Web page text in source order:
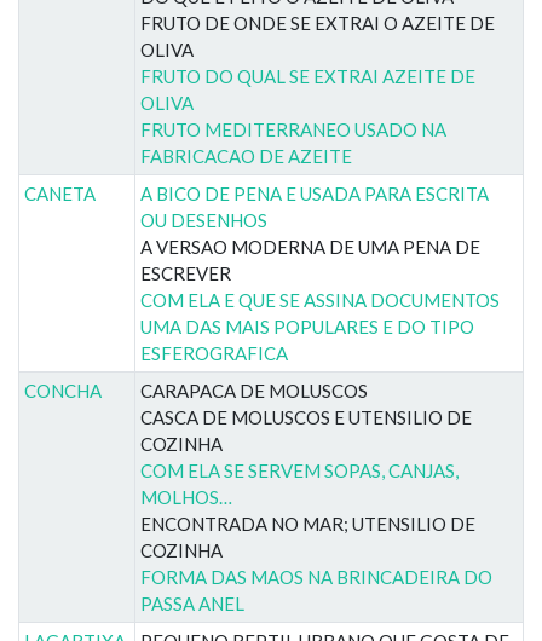
FRUTO DE ONDE SE EXTRAI O AZEITE DE
OLIVA
FRUTO DO QUAL SE EXTRAI AZEITE DE
OLIVA
FRUTO MEDITERRANEO USADO NA
FABRICACAO DE AZEITE
CANETA
A BICO DE PENA E USADA PARA ESCRITA
OU DESENHOS
A VERSAO MODERNA DE UMA PENA DE
ESCREVER
COM ELA E QUE SE ASSINA DOCUMENTOS
UMA DAS MAIS POPULARES E DO TIPO
ESFEROGRAFICA
CONCHA
CARAPACA DE MOLUSCOS
CASCA DE MOLUSCOS E UTENSILIO DE
COZINHA
COM ELA SE SERVEM SOPAS, CANJAS,
MOLHOS…
ENCONTRADA NO MAR; UTENSILIO DE
COZINHA
FORMA DAS MAOS NA BRINCADEIRA DO
PASSA ANEL